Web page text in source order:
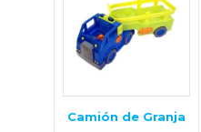
Camión de Granja